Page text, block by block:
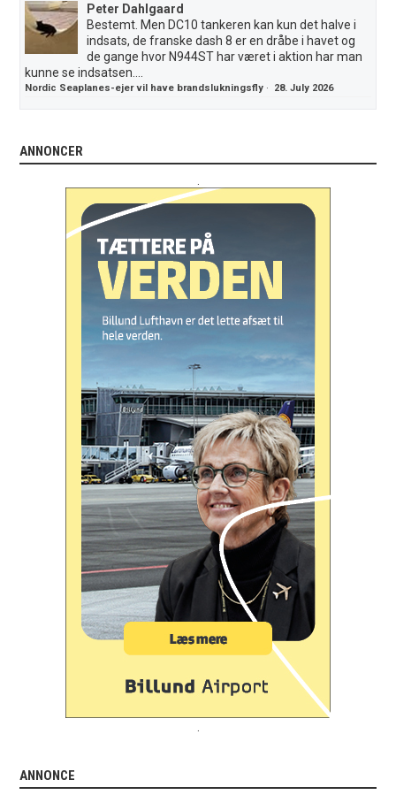
Peter Dahlgaard
Bestemt. Men DC10 tankeren kan kun det halve i
indsats, de franske dash 8 er en dråbe i havet og
de gange hvor N944ST har været i aktion har man
kunne se indsatsen....
Nordic Seaplanes-ejer vil have brandslukningsfly · 28. July 2026
ANNONCER
ANNONCE